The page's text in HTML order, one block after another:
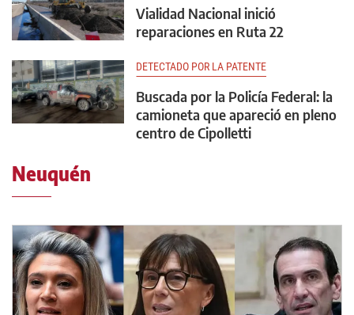
Vialidad Nacional inició
reparaciones en Ruta 22
DETECTADO POR LA PATENTE
Buscada por la Policía Federal: la
camioneta que apareció en pleno
centro de Cipolletti
Neuquén